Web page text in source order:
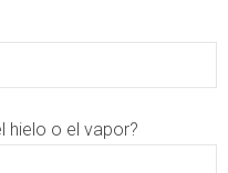
hielo o el vapor?